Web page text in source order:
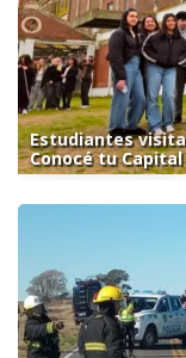
Estudiantes
Conocé tu Capital